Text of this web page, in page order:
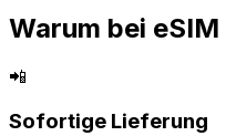
Warum bei
📲
Sofortige Lieferung